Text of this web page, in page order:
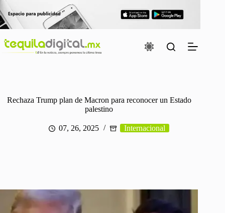
Saltar
al
contenido
Rechaza Trump plan de Macron para reconocer un Estado
palestino
07, 26, 2025 Internacional